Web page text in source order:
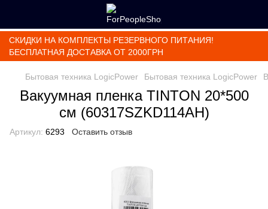
СКИДКИ НА КОМПЛЕКТЫ РЕЗЕРВНОГО ПИТАНИЯ!
БЕСПЛАТНАЯ ДОСТАВКА ОТ 2000ГРН
Бытовая техника LogicPower Бытовая техника LogicPower
Вакуумная пленка TINTON 20*500
см (60317SZKD114AH)
Артикул: 6293 Оставить отзыв